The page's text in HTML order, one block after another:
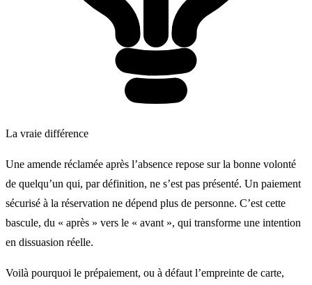
La vraie différence
Une amende réclamée après l’absence repose sur la bonne volonté
de quelqu’un qui, par définition, ne s’est pas présenté. Un paiement
sécurisé à la réservation ne dépend plus de personne. C’est cette
bascule, du « après » vers le « avant », qui transforme une intention
en dissuasion réelle.
Voilà pourquoi le prépaiement, ou à défaut l’empreinte de carte,